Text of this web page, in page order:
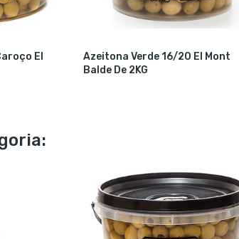
El
Azeitona Verde 16/20 El Mont
Balde De 2KG